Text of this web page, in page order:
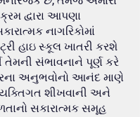
દ્વારા આપણા
નાગરિકોમાં
હાઇ સ્કૂલ ખાતરી કરશે
તેમની સંભાવનાને પૂર્ણ કરે
અનુભવોનો આનંદ માણે
શીખવાની અને
સકારાત્મક સમૂહ